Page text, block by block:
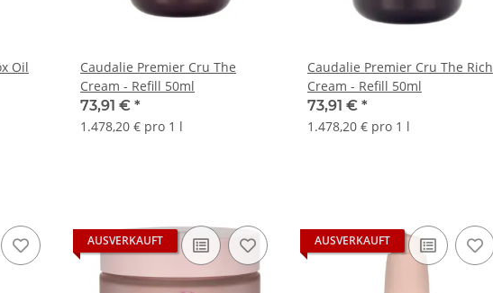
Oil
Caudalie Premier Cru The
Cream - Refill 50ml
73,91 € *
1.478,20 € pro 1 l
Caudalie Premier Cru The Rich
Cream - Refill 50ml
73,91 € *
1.478,20 € pro 1 l
AUSVERKAUFT AUSVERKAUFT